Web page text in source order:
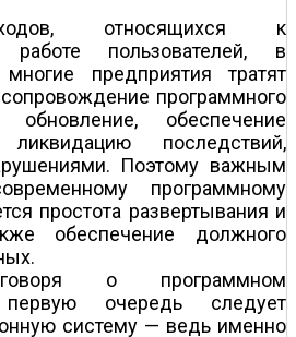
относящихся к
работе пользователей, в
предприятия тратят
программного
обновление, обеспечение
последствий,
Поэтому важным
программному
простота развертывания и
обеспечение должного
говоря о программном
очередь следует
систему — ведь именно